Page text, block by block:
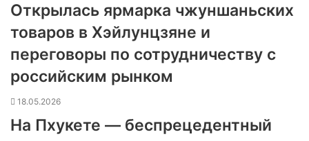
Открылась ярмарка чжуншаньских
товаров в Хэйлунцзяне и
переговоры по сотрудничеству с
российским рынком
18.05.2026
На Пхукете — беспрецедентный